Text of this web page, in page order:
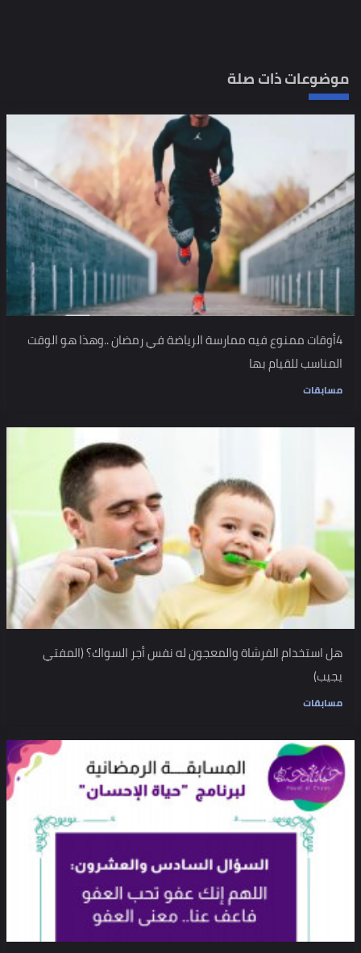
موضوعات ذات صلة
4أوقات ممنوع فيه ممارسة الرياضة في رمضان ..وهذا هو الوقت
المناسب للقيام بها
مسابقات
هل استخدام الفرشاة والمعجون له نفس أجر السواك؟ (المفتي
يجيب)
مسابقات